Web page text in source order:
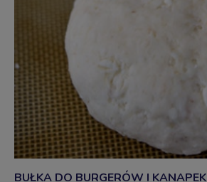
BUŁKA DO BURGERÓW I KANAPEK